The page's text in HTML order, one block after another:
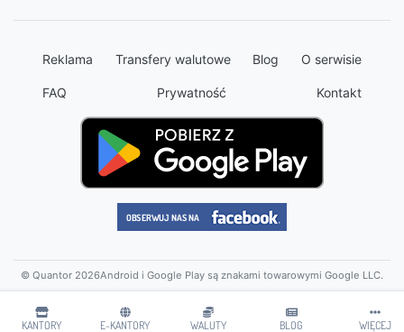
KANTORY E-KANTORY WALUTY BLOG WIĘCEJ
Reklama Transfery walutowe Blog O serwisie
FAQ Prywatność Kontakt
© Quantor 2026Android i Google Play są znakami towarowymi Google LLC.